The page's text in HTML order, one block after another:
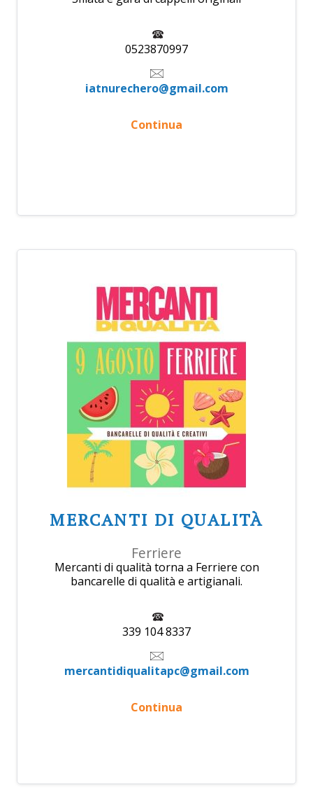
0523870997
iatnurechero@gmail.com
Continua
MERCANTI DI QUALITÀ
Ferriere
Mercanti di qualità torna a Ferriere con
bancarelle di qualità e artigianali.
339 104 8337
mercantidiqualitapc@gmail.com
Continua